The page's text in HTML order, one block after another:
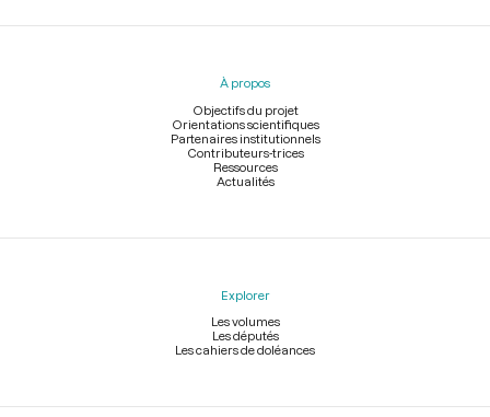
Menu
À propos
Objectifs du projet
Orientations scientifiques
Partenaires institutionnels
Contributeurs-trices
Ressources
Actualités
Explorer
Les volumes
Les députés
Les cahiers de doléances